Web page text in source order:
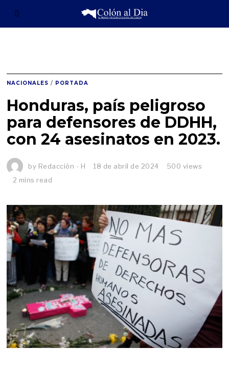
NACIONALES / PORTADA
Honduras, país peligroso
para defensores de DDHH,
con 24 asesinatos en 2023.
by Redacción - H 18 de abril de 2024
500 views
2 mins read